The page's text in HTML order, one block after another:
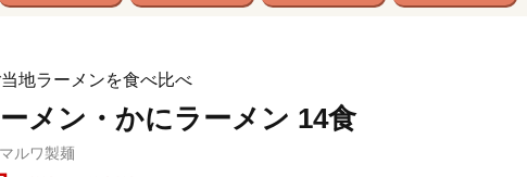
地ラーメンを食べ比べ
メン・かにラーメン 14食
ルワ製麺